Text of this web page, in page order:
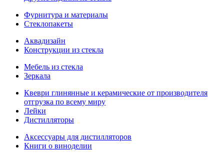
Фурнитура и материалы
Стеклопакеты
Аквадизайн
Конструкции из стекла
Мебель из стекла
Зеркала
Квеври глинянные и керамические от производителя
отгрузка по всему миру
Лейки
Дистилляторы
Аксессуары для дистилляторов
Книги о виноделии